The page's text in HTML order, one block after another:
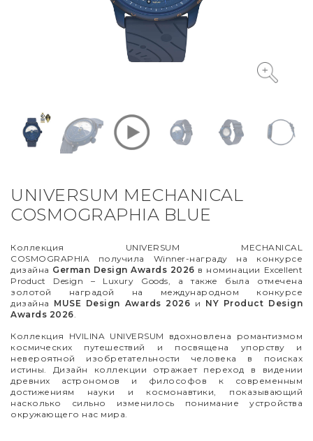
UNIVERSUM MECHANICAL
COSMOGRAPHIA BLUE
Коллекция UNIVERSUM MECHANICAL
COSMOGRAPHIA получила Winner-награду на конкурсе
дизайна German Design Awards 2026 в номинации Excellent
Product Design – Luxury Goods, а также была отмечена
золотой наградой на международном конкурсе
дизайна MUSE Design Awards 2026 и NY Product Design
Awards 2026.
Коллекция HVILINA UNIVERSUM вдохновлена романтизмом
космических путешествий и посвящена упорству и
невероятной изобретательности человека в поисках
истины. Дизайн коллекции отражает переход в видении
древних астрономов и философов к современным
достижениям науки и космонавтики, показывающий
насколько сильно изменилось понимание устройства
окружающего нас мира.